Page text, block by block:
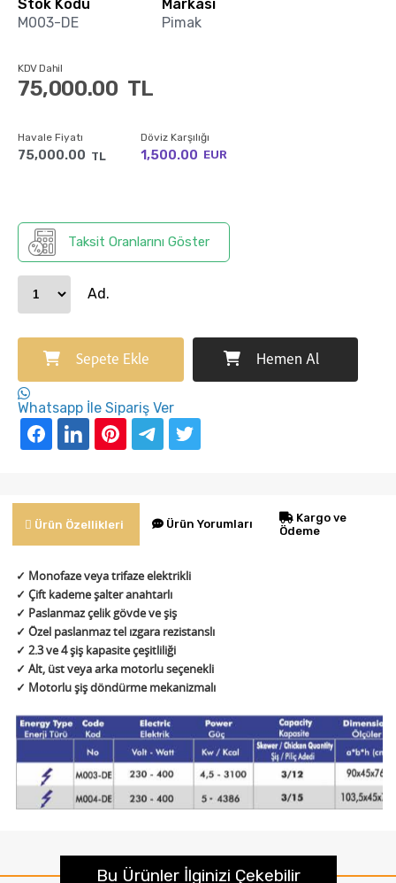
Stok Kodu
M003-DE
Markası
Pimak
75,000.00 TL
KDV Dahil
Havale Fiyatı
75,000.00 TL
Döviz Karşılığı
1,500.00 EUR
Taksit Oranlarını Göster
Ad.
Sepete Ekle Hemen Al
Whatsapp İle Sipariş Ver
Ürün Özellikleri Ürün Yorumları
Kargo ve
Ödeme
✓ Monofaze veya trifaze elektrikli
✓ Çift kademe şalter anahtarlı
✓ Paslanmaz çelik gövde ve şiş
✓ Özel paslanmaz tel ızgara rezistanslı
✓ 2.3 ve 4 şiş kapasite çeşitliliği
✓ Alt, üst veya arka motorlu seçenekli
✓ Motorlu şiş döndürme mekanizmalı
Bu Ürünler İlginizi Çekebilir